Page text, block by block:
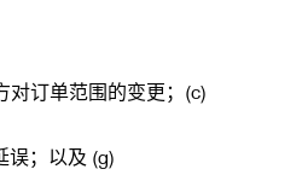
对订单范围的变更；(c)
误；以及 (g)